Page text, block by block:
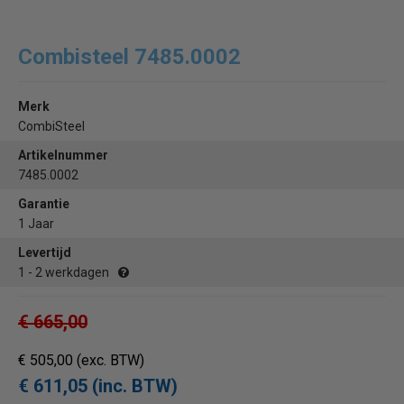
Combisteel 7485.0002
Merk
CombiSteel
Artikelnummer
7485.0002
Garantie
1 Jaar
Levertijd
1 - 2 werkdagen
€ 665,00
€ 505,00 (exc. BTW)
€ 611,05 (inc. BTW)